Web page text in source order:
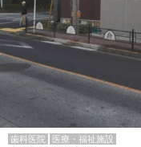
歯科医院 医療・福祉施設